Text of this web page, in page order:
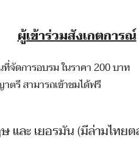
ผู้เข้าร่วมสังเกตการณ์
จัดการอบรม ในราคา 200 บาท
ตรี สามารถเข้าชมได้ฟรี
และ เยอรมัน (มีล่ามไทย